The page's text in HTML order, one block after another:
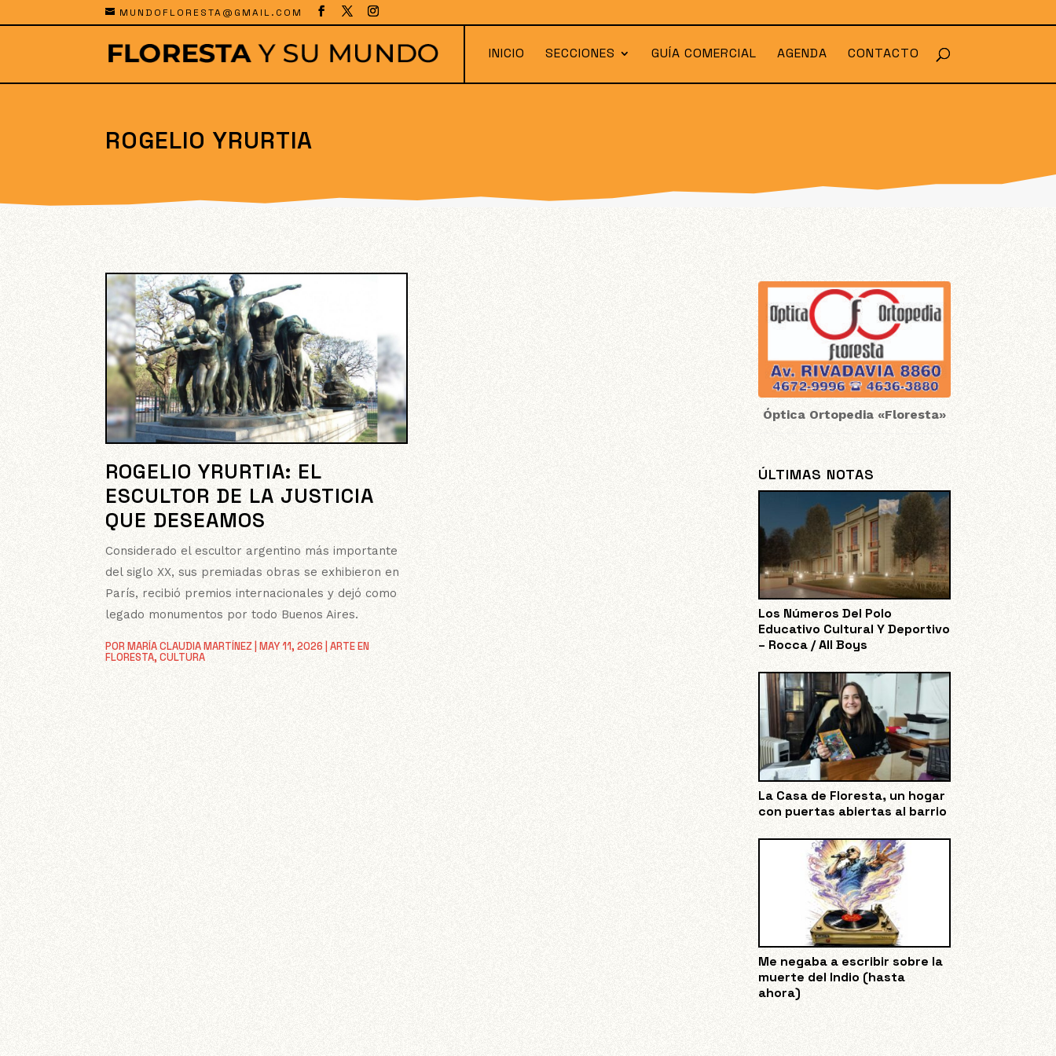
MUNDOFLORESTA@GMAIL.COM
INICIO SECCIONES GUÍA COMERCIAL AGENDA CONTACTO
ROGELIO YRURTIA
ROGELIO YRURTIA: EL
ESCULTOR DE LA JUSTICIA
QUE DESEAMOS
PORMARÍA CLAUDIA MARTÍNEZ |MAY 11, 2026 |ARTE EN
FLORESTA,CULTURA
Considerado el escultor argentino más importante
del siglo XX, sus premiadas obras se exhibieron en
París, recibió premios internacionales y dejó como
legado monumentos por todo Buenos Aires.
Óptica Ortopedia «Floresta»
ÚLTIMAS NOTAS
Los Números Del Polo
Educativo Cultural Y Deportivo
– Rocca / All Boys
La Casa de Floresta, un hogar
con puertas abiertas al barrio
Me negaba a escribir sobre la
muerte del Indio (hasta
ahora)